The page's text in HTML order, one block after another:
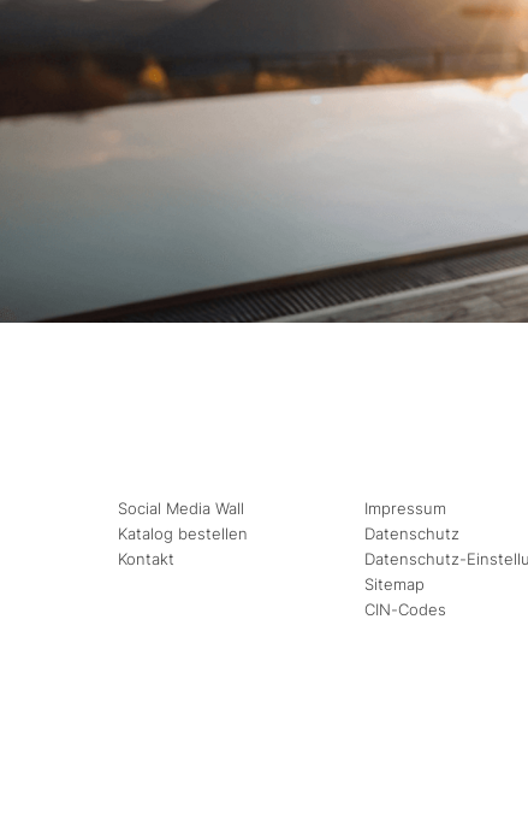
Social Media Wall
Katalog bestellen
Kontakt
Impressum
Datenschutz
Datenschutz-
Sitemap
CIN-Codes